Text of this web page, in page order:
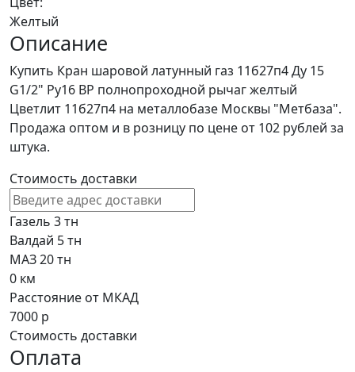
Желтый
Описание
Купить Кран шаровой латунный газ 11б27п4 Ду 15
G1/2" Ру16 ВР полнопроходной рычаг желтый
Цветлит 11б27п4 на металлобазе Москвы "Метбаза".
Продажа оптом и в розницу по цене от 102 рублей за
штука.
Стоимость доставки
Газель 3 тн
Валдай 5 тн
МАЗ 20 тн
0 км
Расстояние от МКАД
7000 р
Стоимость доставки
Оплата